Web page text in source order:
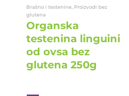
Brašno i testenine, Proizvodi bez
glutena
Organska
testenina linguini
od ovsa bez
glutena 250g